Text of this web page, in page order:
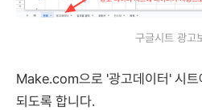
구글시트 광고
Make.com으로 '광고데이터' 시트
되도록 합니다.